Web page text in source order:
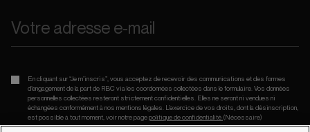
En cliquant sur “Je m’inscris”, vous acceptez de recevoir des communications et des formes
d’engagement de la part de RBC via les coordonnées collectées dans le formulaire. Vos données
personnelles collectées resteront strictement confidentielles. Elles ne seront ni vendues ni
échangées conformément à nos mentions légales. L’exercice de vos droits, dont la désinscription,
est possible à tout moment, voir notre pagepolitique de confidentialité.(Nécessaire)